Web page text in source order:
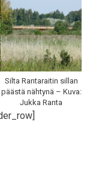
Silta Rantaraitin sillan
päästä nähtynä – Kuva:
Jukka Ranta